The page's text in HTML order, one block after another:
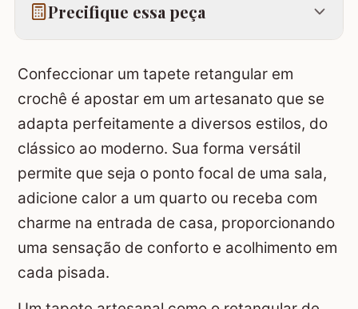
Precifique essa peça
Confeccionar um tapete retangular em
crochê é apostar em um artesanato que se
adapta perfeitamente a diversos estilos, do
clássico ao moderno. Sua forma versátil
permite que seja o ponto focal de uma sala,
adicione calor a um quarto ou receba com
charme na entrada de casa, proporcionando
uma sensação de conforto e acolhimento em
cada pisada.